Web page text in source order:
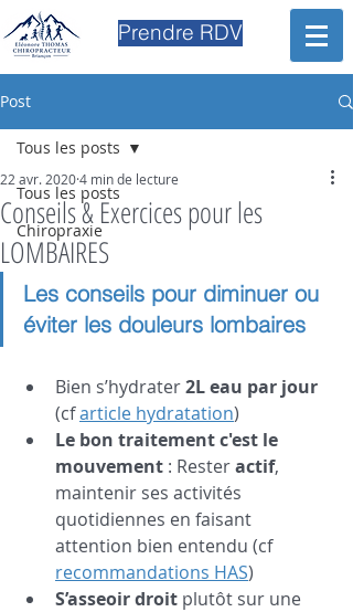
Prendre RDV
Post
Tous les posts
Chiropraxie
Tous les posts
Conseils & Exercices pour les
LOMBAIRES
22 avr. 20204 min de lecture
Les conseils pour diminuer ou
éviter les douleurs lombaires
Bien s’hydrater 2L eau par jour
(cf article hydratation)
Le bon traitement c'est le
mouvement : Rester actif,
maintenir ses activités
quotidiennes en faisant
attention bien entendu (cf
recommandations HAS)
S’asseoir droit plutôt sur une